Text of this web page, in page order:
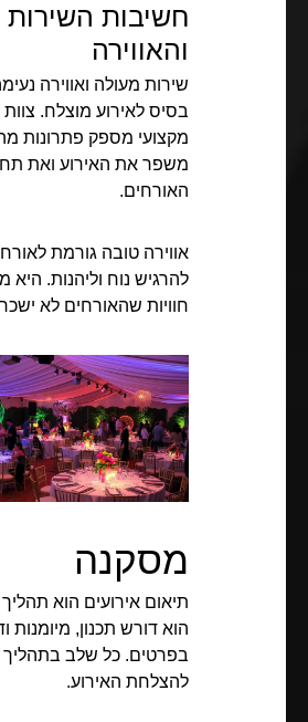
חשיבות השירות
והאווירה
שירות מעולה ואווירה
בסיס לאירוע מוצלח. צוות
מקצועי מספק פתרונות
משפר את האירוע ואת
האורחים.
אווירה טובה גורמת
להרגיש נוח וליהנות. היא
חוויות שהאורחים לא
מסקנה
תיאום אירועים הוא
הוא דורש תכנון, מיומנות
בפרטים. כל שלב
להצלחת האירוע.